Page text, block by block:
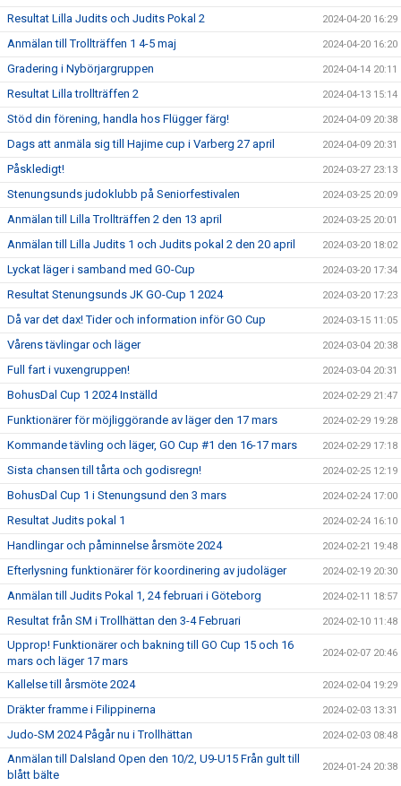
Resultat Lilla Judits och Judits Pokal 2 2024-04-20 16:29
Anmälan till Trollträffen 1 4-5 maj 2024-04-20 16:20
Gradering i Nybörjargruppen 2024-04-14 20:11
Resultat Lilla trollträffen 2 2024-04-13 15:14
Stöd din förening, handla hos Flügger färg! 2024-04-09 20:38
Dags att anmäla sig till Hajime cup i Varberg 27 april 2024-04-09 20:31
Påskledigt! 2024-03-27 23:13
Stenungsunds judoklubb på Seniorfestivalen 2024-03-25 20:09
Anmälan till Lilla Trollträffen 2 den 13 april 2024-03-25 20:01
Anmälan till Lilla Judits 1 och Judits pokal 2 den 20 april 2024-03-20 18:02
Lyckat läger i samband med GO-Cup 2024-03-20 17:34
Resultat Stenungsunds JK GO-Cup 1 2024 2024-03-20 17:23
Då var det dax! Tider och information inför GO Cup 2024-03-15 11:05
Vårens tävlingar och läger 2024-03-04 20:38
Full fart i vuxengruppen! 2024-03-04 20:31
BohusDal Cup 1 2024 Inställd 2024-02-29 21:47
Funktionärer för möjliggörande av läger den 17 mars 2024-02-29 19:28
Kommande tävling och läger, GO Cup #1 den 16-17 mars 2024-02-29 17:18
Sista chansen till tårta och godisregn! 2024-02-25 12:19
BohusDal Cup 1 i Stenungsund den 3 mars 2024-02-24 17:00
Resultat Judits pokal 1 2024-02-24 16:10
Handlingar och påminnelse årsmöte 2024 2024-02-21 19:48
Efterlysning funktionärer för koordinering av judoläger 2024-02-19 20:30
Anmälan till Judits Pokal 1, 24 februari i Göteborg 2024-02-11 18:57
Resultat från SM i Trollhättan den 3-4 Februari 2024-02-10 11:48
Upprop! Funktionärer och bakning till GO Cup 15 och 16
mars och läger 17 mars
2024-02-07 20:46
Kallelse till årsmöte 2024 2024-02-04 19:29
Dräkter framme i Filippinerna 2024-02-03 13:31
Judo-SM 2024 Pågår nu i Trollhättan 2024-02-03 08:48
Anmälan till Dalsland Open den 10/2, U9-U15 Från gult till
blått bälte
2024-01-24 20:38